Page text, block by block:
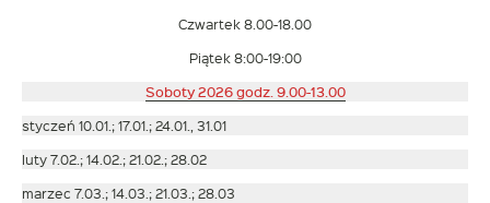
Czwartek 8.00-18.00
Piątek 8:00-19:00
Soboty 2026 godz. 9.00-13.00
styczeń 10.01.; 17.01.; 24.01., 31.01
luty 7.02.; 14.02.; 21.02.; 28.02
marzec 7.03.; 14.03.; 21.03.; 28.03